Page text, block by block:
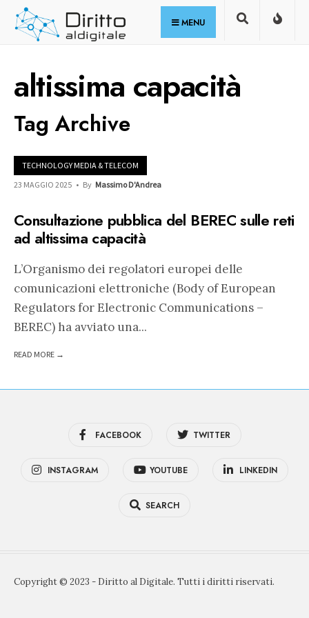
Skip
MENU
altissima capacità
Tag Archive
TECHNOLOGY MEDIA & TELECOM
23 MAGGIO 2025 • By Massimo D'Andrea
Consultazione pubblica del BEREC sulle reti
ad altissima capacità
L’Organismo dei regolatori europei delle
comunicazioni elettroniche (Body of European
Regulators for Electronic Communications –
BEREC) ha avviato una...
READ MORE →
FACEBOOK TWITTER
INSTAGRAM YOUTUBE LINKEDIN
SEARCH
Copyright © 2023 - Diritto al Digitale. Tutti i diritti riservati.